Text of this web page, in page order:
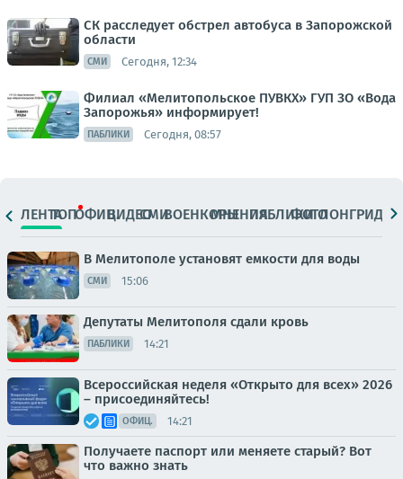
СК расследует обстрел автобуса в Запорожской
области
СМИ Сегодня, 12:34
Филиал «Мелитопольское ПУВКХ» ГУП ЗО «Вода
Запорожья» информирует!
ПАБЛИКИ Сегодня, 08:57
ЛЕНТАТОПОФИЦ.ВИДЕОСМИВОЕНКОРЫМНЕНИЯПАБЛИКИ
ФОТОЛОНГРИДЫ
В Мелитополе установят емкости для воды
СМИ 15:06
Депутаты Мелитополя сдали кровь
ПАБЛИКИ 14:21
Всероссийская неделя «Открыто для всех» 2026
– присоединяйтесь!
ОФИЦ. 14:21
Получаете паспорт или меняете старый? Вот
что важно знать